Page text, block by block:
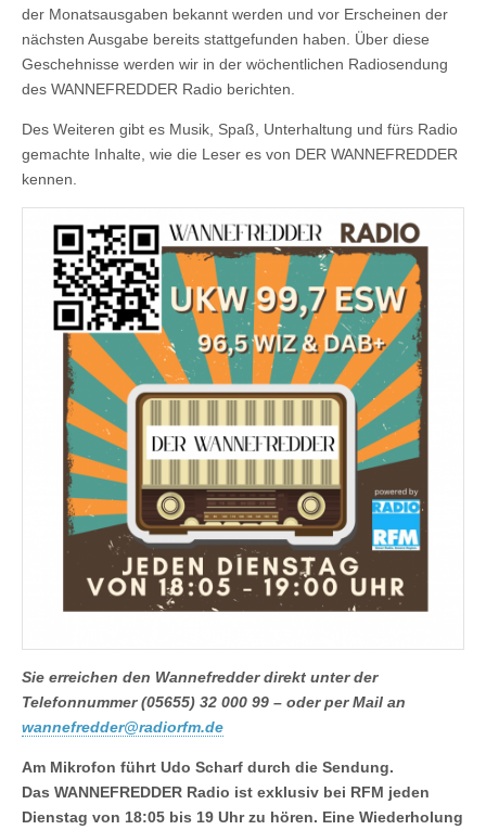
der Monatsausgaben bekannt werden und vor Erscheinen der
nächsten Ausgabe bereits stattgefunden haben. Über diese
Geschehnisse werden wir in der wöchentlichen Radiosendung
des WANNEFREDDER Radio berichten.
Des Weiteren gibt es Musik, Spaß, Unterhaltung und fürs Radio
gemachte Inhalte, wie die Leser es von DER WANNEFREDDER
kennen.
Sie erreichen den Wannefredder direkt unter der
Telefonnummer (05655) 32 000 99 – oder per Mail an
wannefredder@radiorfm.de
Am Mikrofon führt Udo Scharf durch die Sendung.
Das WANNEFREDDER Radio ist exklusiv bei RFM jeden
Dienstag von 18:05 bis 19 Uhr zu hören. Eine Wiederholung